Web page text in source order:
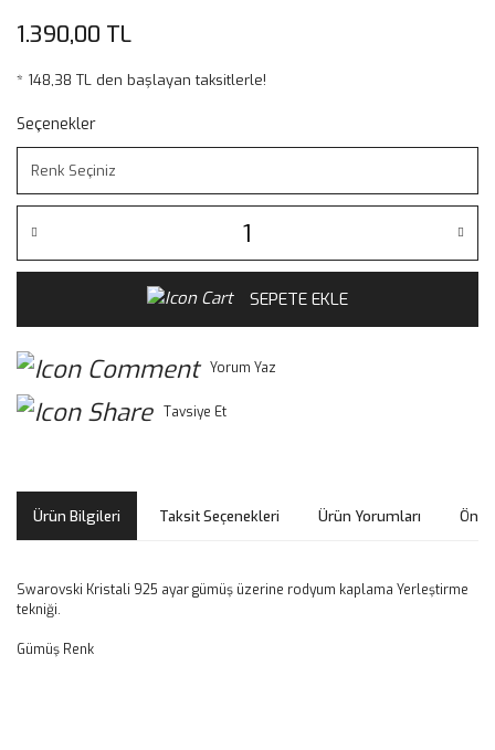
1.390,00 TL
* 148,38 TL den başlayan taksitlerle!
Seçenekler
SEPETE EKLE
Yorum Yaz
Tavsiye Et
Ürün Bilgileri Taksit Seçenekleri Ürün Yorumları
Swarovski Kristali 925 ayar gümüş üzerine rodyum kaplama Yerleştirme
tekniği.
Gümüş Renk